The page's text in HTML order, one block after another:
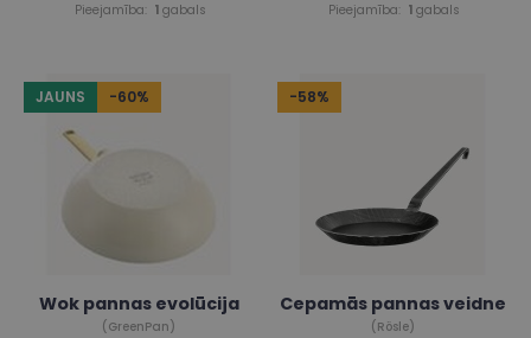
Pieejamība: 1 gabals Pieejamība: 1 gabals
JAUNS -60%
Wok pannas evolūcija
(GreenPan)
-58%
Cepamās pannas veidne
(Rösle)